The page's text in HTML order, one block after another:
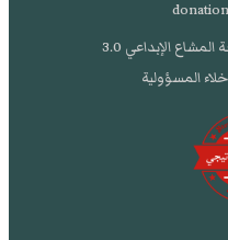
الإبداعي 3.0
المسؤولية